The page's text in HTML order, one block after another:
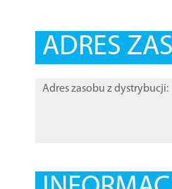
ADRES
Adres zasobu z dystrybucji: